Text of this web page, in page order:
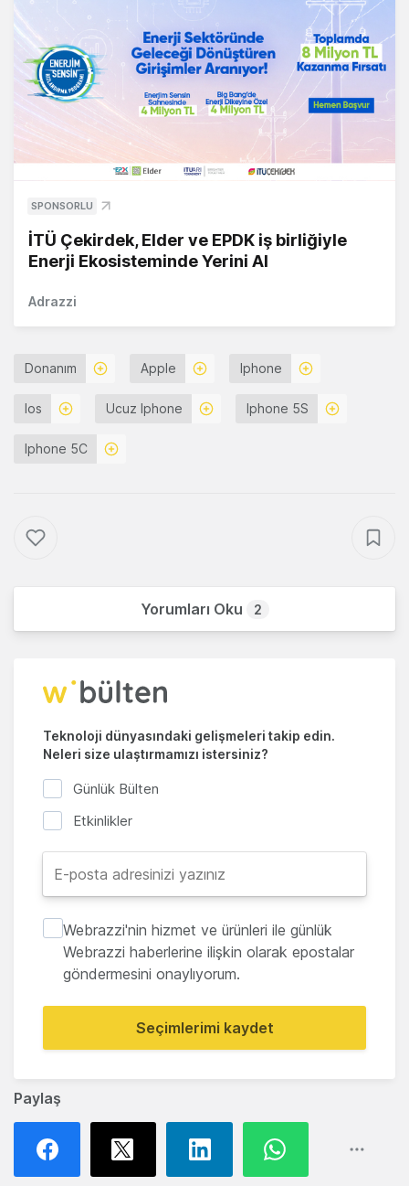
Paylaş
SPONSORLU
İTÜ Çekirdek, Elder ve EPDK iş birliğiyle
Enerji Ekosisteminde Yerini Al
Adrazzi
Donanım Apple Iphone
Ios Ucuz Iphone Iphone 5S
Iphone 5C
Yorumları Oku 2
Teknoloji dünyasındaki gelişmeleri takip edin.
Neleri size ulaştırmamızı istersiniz?
Günlük Bülten
Etkinlikler
Webrazzi'nin hizmet ve ürünleri ile günlük
Webrazzi haberlerine ilişkin olarak epostalar
göndermesini onaylıyorum.
Seçimlerimi kaydet